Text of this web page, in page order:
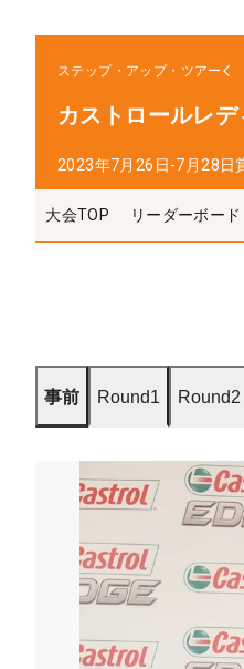
ステップ・アップ・ツアー
カストロールレデ
2023年7月26日-7月28日
大会TOP リーダーボード
事前 Round1 Round2